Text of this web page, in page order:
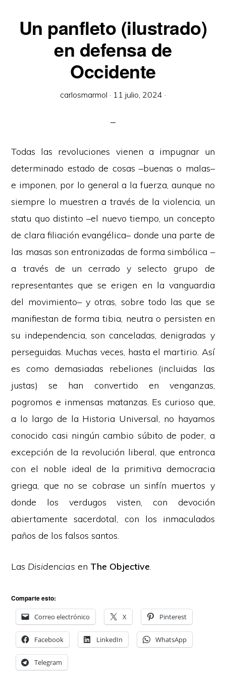
Un panfleto (ilustrado)
en defensa de
Occidente
carlosmarmol · 11 julio, 2024 ·
Todas las revoluciones vienen a impugnar un
determinado estado de cosas –buenas o malas–
e imponen, por lo general a la fuerza, aunque no
siempre lo muestren a través de la violencia, un
statu quo distinto –el nuevo tiempo, un concepto
de clara filiación evangélica– donde una parte de
las masas son entronizadas de forma simbólica –
a través de un cerrado y selecto grupo de
representantes que se erigen en la vanguardia
del movimiento– y otras, sobre todo las que se
manifiestan de forma tibia, neutra o persisten en
su independencia, son canceladas, denigradas y
perseguidas. Muchas veces, hasta el martirio. Así
es como demasiadas rebeliones (incluidas las
justas) se han convertido en venganzas,
pogromos e inmensas matanzas. Es curioso que,
a lo largo de la Historia Universal, no hayamos
conocido casi ningún cambio súbito de poder, a
excepción de la revolución liberal, que entronca
con el noble ideal de la primitiva democracia
griega, que no se cobrase un sinfín muertos y
donde los verdugos visten, con devoción
abiertamente sacerdotal, con los inmaculados
paños de los falsos santos.
Las Disidencias en The Objective.
Comparte esto:
Correo electrónico X Pinterest
Facebook LinkedIn WhatsApp
Telegram